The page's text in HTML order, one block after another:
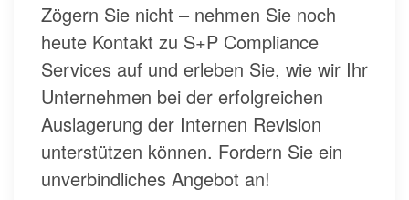
Zögern Sie nicht – nehmen Sie noch
heute Kontakt zu S+P Compliance
Services auf und erleben Sie, wie wir Ihr
Unternehmen bei der erfolgreichen
Auslagerung der Internen Revision
unterstützen können. Fordern Sie ein
unverbindliches Angebot an!